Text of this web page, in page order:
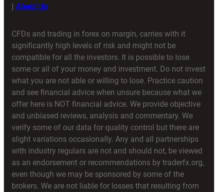
| About Us
CFDs and trading in forex on margin, carries with it
significantly high levels of risk and might not be
compatible for all the investors. It is possible to lose
some or all of your money and investment. Do not invest
what you are not able or willing to lose. Practice caution
and see financial advice when unsure because what we
offer here is NOT financial advice. We provide objective
and unbiased reviews, analysis and commentary. We
verify some of our data for quality control but there are
slight variations occasionally. Any and all partnerships
with industry regulars are not and should not, be viewed
as an endorsement or recommendations by traderfx.org,
even though we may be sponsored by some of the
brokers. We are not liable for losses that resulting from